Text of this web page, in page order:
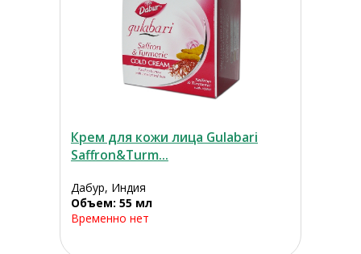
Крем для кожи лица Gulabari
Saffron&Turm...
Дабур, Индия
Объем: 55 мл
Временно нет